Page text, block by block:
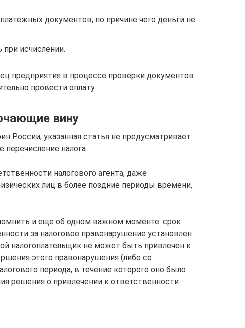
документов, по причине чего деньги не
исчислении.
предприятия в процессе проверки документов.
провести оплату.
вину
России, указанная статья не пре­­дусматривает
налога.
налогового агента, даже
лиц в более поздние периоды времени,
и еще об одном важном моменте: срок
за налоговое правонарушение­ установлен
налогоплательщик не может быть привлечен к
этого пра­­вонарушения (либо со
периода, в течение которого оно было
решения о привлече­­нии к ответственности